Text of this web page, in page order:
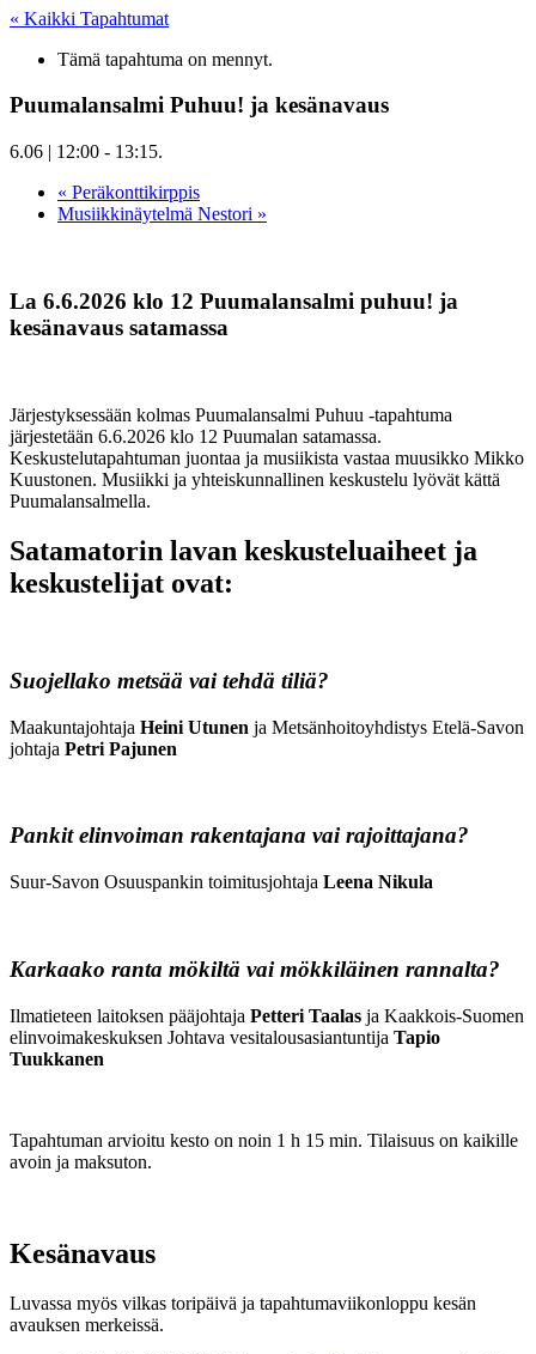
« Kaikki Tapahtumat
Tämä tapahtuma on mennyt.
Puumalansalmi Puhuu! ja kesänavaus
6.06 | 12:00 - 13:15.
« Peräkonttikirppis
Musiikkinäytelmä Nestori »
La 6.6.2026 klo 12 Puumalansalmi puhuu! ja
kesänavaus satamassa
Järjestyksessään kolmas Puumalansalmi Puhuu -tapahtuma
järjestetään 6.6.2026 klo 12 Puumalan satamassa.
Keskustelutapahtuman juontaa ja musiikista vastaa muusikko Mikko
Kuustonen. Musiikki ja yhteiskunnallinen keskustelu lyövät kättä
Puumalansalmella.
Satamatorin lavan keskusteluaiheet ja
keskustelijat ovat:
Suojellako metsää vai tehdä tiliä?
Maakuntajohtaja Heini Utunen ja Metsänhoitoyhdistys Etelä-Savon
johtaja Petri Pajunen
Pankit elinvoiman rakentajana vai rajoittajana?
Suur-Savon Osuuspankin toimitusjohtaja Leena Nikula
Karkaako ranta mökiltä vai mökkiläinen rannalta?
Ilmatieteen laitoksen pääjohtaja Petteri Taalas ja Kaakkois-Suomen
elinvoimakeskuksen Johtava vesitalousasiantuntija Tapio
Tuukkanen
Tapahtuman arvioitu kesto on noin 1 h 15 min. Tilaisuus on kaikille
avoin ja maksuton.
Kesänavaus
Luvassa myös vilkas toripäivä ja tapahtumaviikonloppu kesän
avauksen merkeissä.